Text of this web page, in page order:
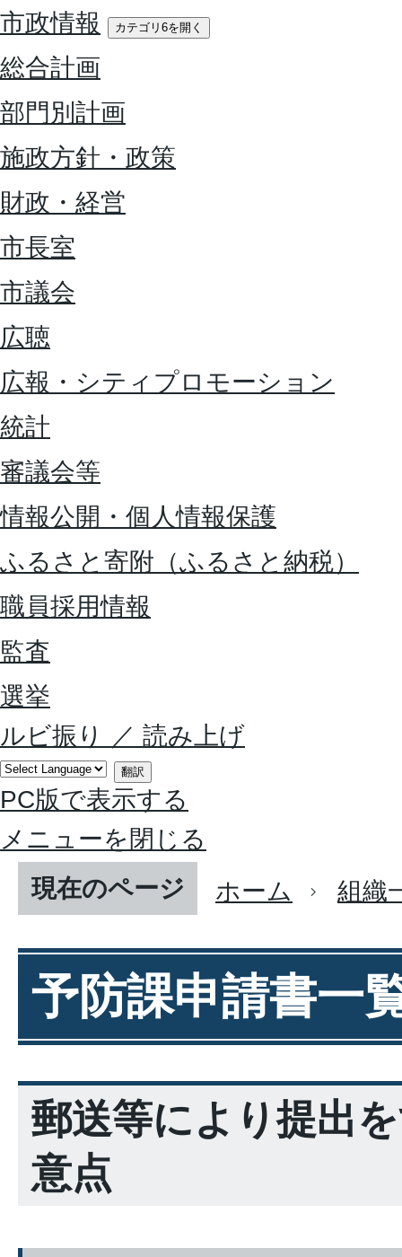
市政情報 カテゴリ6を開く
総合計画
部門別計画
施政方針・政策
財政・経営
市長室
市議会
広聴
広報・シティプロモーション
統計
審議会等
情報公開・個人情報保護
ふるさと寄附（ふるさと納税）
職員採用情報
監査
選挙
ルビ振り
／ 読み上げ
翻訳
PC版で表示する
メニューを閉じる
現在のページ
ホーム 組織
予防課申請書一
郵送等により提出
意点